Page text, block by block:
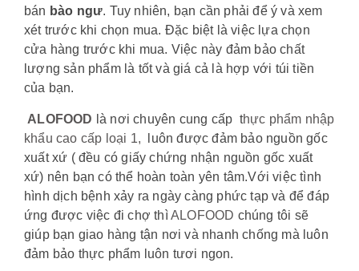
bán bào ngư. Tuy nhiên, bạn cần phải để ý và xem
xét trước khi chọn mua. Đặc biệt là việc lựa chọn
cửa hàng trước khi mua. Việc này đảm bảo chất
lượng sản phẩm là tốt và giá cả là hợp với túi tiền
của bạn.
ALOFOOD là nơi chuyên cung cấp thực phẩm nhập
khẩu cao cấp loại 1, luôn được đảm bảo nguồn gốc
xuất xứ ( đều có giấy chứng nhận nguồn gốc xuất
xứ) nên bạn có thể hoàn toàn yên tâm.Với việc tình
hình dịch bệnh xảy ra ngày càng phức tạp và để đáp
ứng được việc đi chợ thìALOFOOD chúng tôi sẽ
giúp bạn giao hàng tận nơi và nhanh chống mà luôn
đảm bảo thực phẩm luôn tươi ngon.